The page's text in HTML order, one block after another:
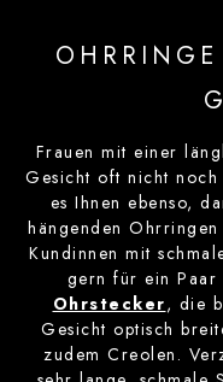
Frauen mit einer
Gesicht oft nicht noch
es Ihnen ebenso,
hängenden
Kundinnen mit
gern für ein Paar
Ohrstecker, die
Gesicht optisch
zudem Creolen.